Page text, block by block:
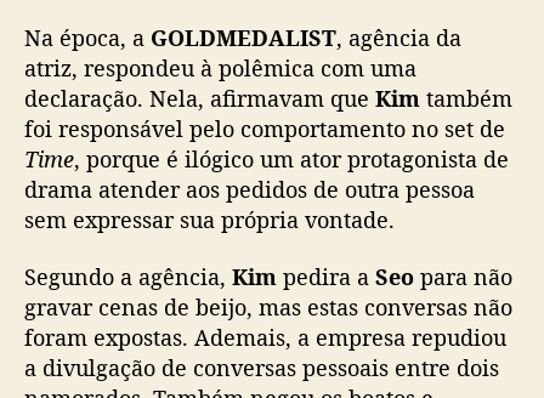
c
i
o
n
a
m
n
o
a
p
Na época, a GOLDMEDALIST, agência da
atriz, respondeu à polêmica com uma
declaração. Nela, afirmavam que Kim também
foi responsável pelo comportamento no set de
Time, porque é ilógico um ator protagonista de
drama atender aos pedidos de outra pessoa
sem expressar sua própria vontade.
Segundo a agência, Kim pedira a Seo para não
gravar cenas de beijo, mas estas conversas não
foram expostas. Ademais, a empresa repudiou
a divulgação de conversas pessoais entre dois